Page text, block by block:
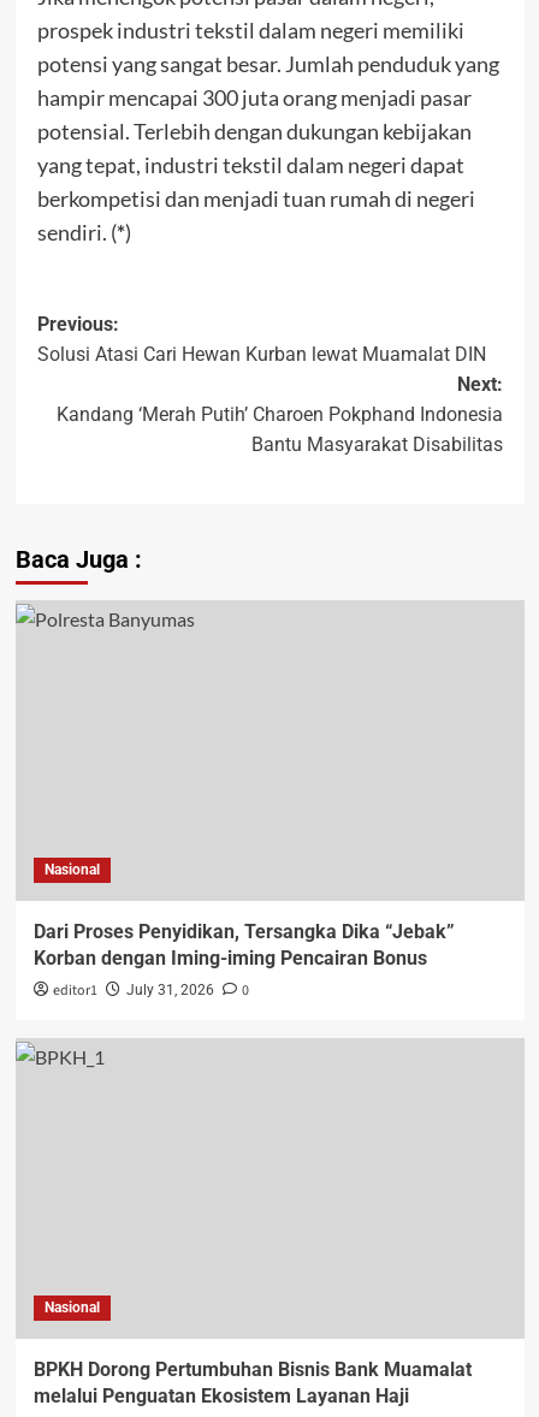
prospek industri tekstil dalam negeri memiliki
potensi yang sangat besar. Jumlah penduduk yang
hampir mencapai 300 juta orang menjadi pasar
potensial. Terlebih dengan dukungan kebijakan
yang tepat, industri tekstil dalam negeri dapat
berkompetisi dan menjadi tuan rumah di negeri
sendiri. (*)
Previous:
Solusi Atasi Cari Hewan Kurban lewat Muamalat DIN
Next:
Kandang ‘Merah Putih’ Charoen Pokphand Indonesia
Bantu Masyarakat Disabilitas
Baca Juga :
Nasional
Dari Proses Penyidikan, Tersangka Dika “Jebak”
Korban dengan Iming-iming Pencairan Bonus
editor1 July 31, 2026 0
Nasional
BPKH Dorong Pertumbuhan Bisnis Bank Muamalat
melalui Penguatan Ekosistem Layanan Haji